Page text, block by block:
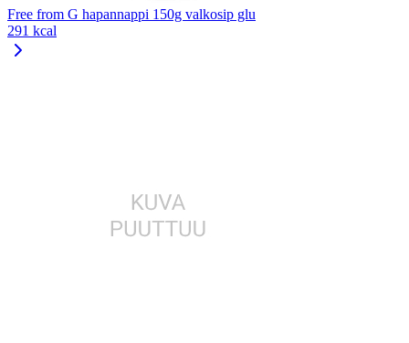
Free from G hapannappi 150g valkosip glu
291 kcal